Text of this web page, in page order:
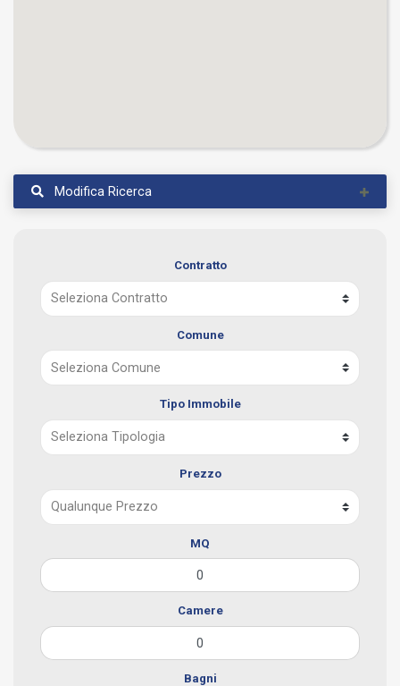
Modifica Ricerca
Contratto
Comune
Tipo Immobile
Prezzo
MQ
Camere
Bagni